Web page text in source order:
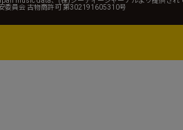
委員会 古物商許可 第302191605310号